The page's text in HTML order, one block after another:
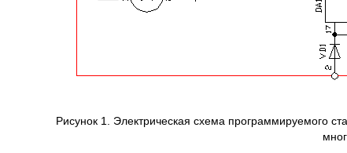
Рисунок 1. Электрическая схема программируемого